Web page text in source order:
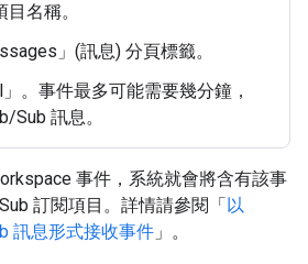
名稱。
」(訊息) 分頁標籤。
。事件最多可能需要幾分鐘，
Sub 訊息。
事件，系統就會將含有該事
訂閱項目。詳情請參閱「以
訊息形式接收事件 」。